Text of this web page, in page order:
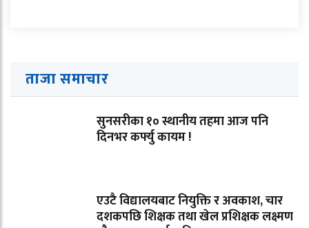
ताजा समाचार
सुनसरीका १० स्थानीय तहमा आज पनि
दिनभर कर्फ्यु कायम !
एउटै विद्यालयबाट नियुक्ति र अवकाश, चार
दशकपछि शिक्षक तथा खेल प्रशिक्षक लक्ष्मण